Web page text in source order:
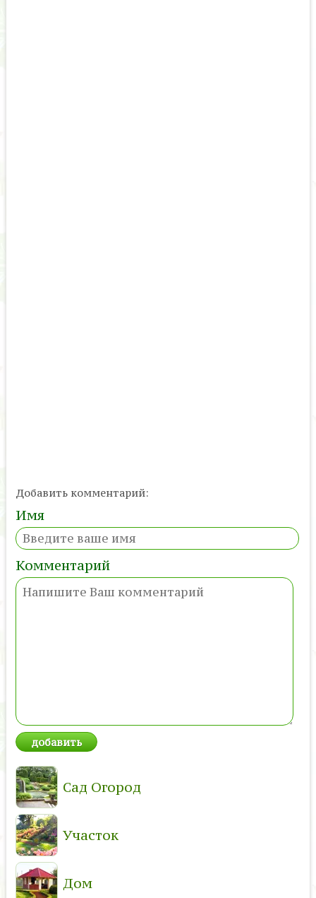
Добавить комментарий:
Имя
Комментарий
Сад Огород
Участок
Дом